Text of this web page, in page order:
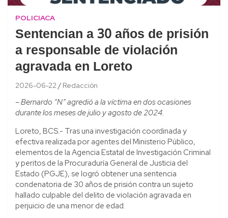
POLICIACA
Sentencian a 30 años de prisión
a responsable de violación
agravada en Loreto
2026-06-22 Redacción
– Bernardo “N” agredió a la víctima en dos ocasiones
durante los meses de julio y agosto de 2024.
Loreto, BCS.- Tras una investigación coordinada y
efectiva realizada por agentes del Ministerio Público,
elementos de la Agencia Estatal de Investigación Criminal
y peritos de la Procuraduría General de Justicia del
Estado (PGJE), se logró obtener una sentencia
condenatoria de 30 años de prisión contra un sujeto
hallado culpable del delito de violación agravada en
perjuicio de una menor de edad.